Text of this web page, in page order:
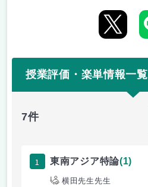
授業評価・楽単情報一覧
7件
1 東南アジア特論(1)
横田先生先生